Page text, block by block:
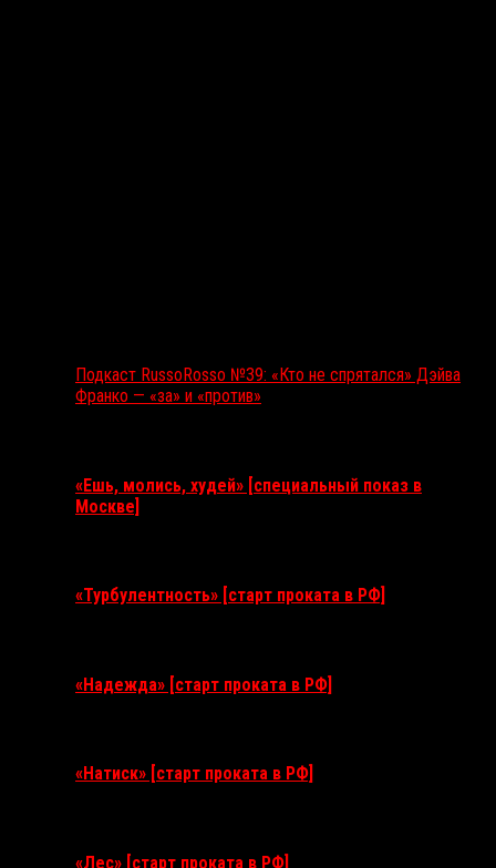
Подкаст RussoRosso №39: «Кто не спрятался» Дэйва
Франко — «за» и «против»
«Ешь, молись, худей» [специальный показ в
Москве]
«Турбулентность» [старт проката в РФ]
«Надежда» [старт проката в РФ]
«Натиск» [старт проката в РФ]
«Лес» [старт проката в РФ]